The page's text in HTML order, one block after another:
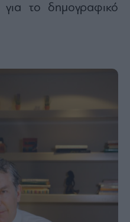
για το δημογραφικό